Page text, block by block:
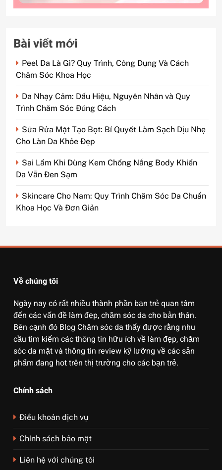
Bài viết mới
Peel Da Là Gì? Quy Trình, Công Dụng Và Cách
Chăm Sóc Khoa Học
Da Nhạy Cảm: Dấu Hiệu, Nguyên Nhân và Quy
Trình Chăm Sóc Đúng Cách
Sữa Rửa Mặt Tạo Bọt: Bí Quyết Làm Sạch Dịu Nhẹ
Cho Làn Da Khỏe Đẹp
Sai Lầm Khi Dùng Kem Chống Nắng Body Khiến
Da Vẫn Đen Sạm
Skincare Cho Nam: Quy Trình Chăm Sóc Da Chuẩn
Khoa Học Và Đơn Giản
Về chúng tôi
Ngày nay có rất nhiều thành phần bạn trẻ quan tâm
đến các vấn đề làm đẹp, chăm sóc da cho bản thân.
Bên cạnh đó Blog Chăm sóc da thấy được rằng nhu
cầu tìm kiếm các thông tin hữu ích về làm đẹp, chăm
sóc da mặt và thông tin review kỹ lưỡng về các sản
phẩm đang hot trên thị trường cho các bạn trẻ.
Chính sách
Điều khoản dịch vụ
Chính sách bảo mật
Liên hệ với chúng tôi